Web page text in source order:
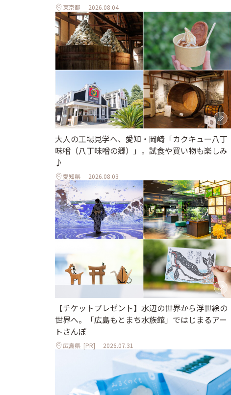
東京都 2026.08.04
大人の工場見学へ、愛知・岡崎「カクキュー八丁
味噌（八丁味噌の郷）」。試食や買い物も楽しみ
♪
愛知県 2026.08.03
【チケットプレゼント】水辺の世界から浮世絵の
世界へ。「広島もとまち水族館」ではじまるアー
トさんぽ
広島県 [PR] 2026.07.31